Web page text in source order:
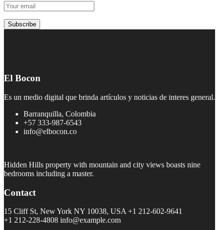
El Bocon
Es un medio digital que brinda artículos y noticias de interes general.
Barranquilla, Colombia
+57 333-987-6543
info@elbocon.co
Hidden Hills property with mountain and city views boasts nine
bedrooms including a master.
Contact
15 Cliff St, New York NY 10038, USA +1 212-602-9641
+1 212-228-4808 info@example.com